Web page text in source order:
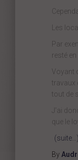
Les
Par
resté
Voyant
travaux
tout de
J’ai
que le
(suite…)
By